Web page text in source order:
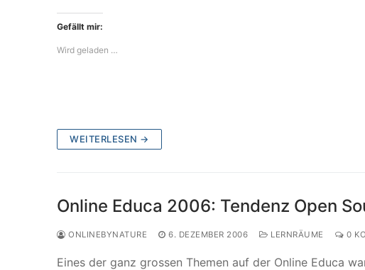
Gefällt mir:
Wird geladen …
WEITERLESEN →
Online Educa 2006: Tendenz Open
ONLINEBYNATURE 6. DEZEMBER 2006 LERNRÄUME 0
Eines der ganz grossen Themen auf der Online Educa